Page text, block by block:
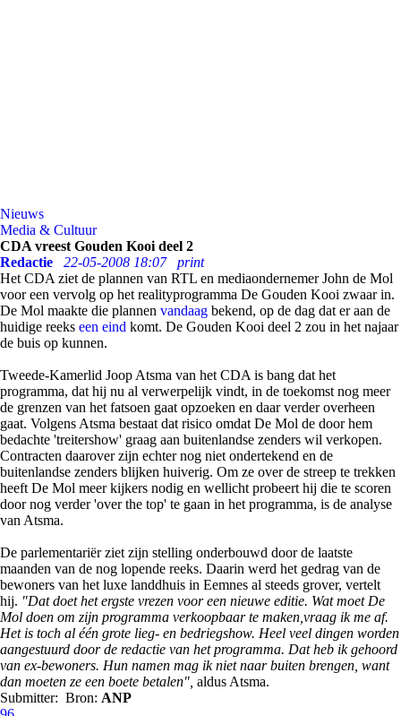
Nieuws
Media & Cultuur
CDA vreest Gouden Kooi deel 2
Redactie
22-05-2008 18:07
print
Het CDA ziet de plannen van RTL en mediaondernemer John de Mol
voor een vervolg op het realityprogramma De Gouden Kooi zwaar in.
De Mol maakte die plannen vandaag bekend, op de dag dat er aan de
huidige reeks een eind komt. De Gouden Kooi deel 2 zou in het najaar
de buis op kunnen.
Tweede-Kamerlid Joop Atsma van het CDA is bang dat het
programma, dat hij nu al verwerpelijk vindt, in de toekomst nog meer
de grenzen van het fatsoen gaat opzoeken en daar verder overheen
gaat. Volgens Atsma bestaat dat risico omdat De Mol de door hem
bedachte 'treitershow' graag aan buitenlandse zenders wil verkopen.
Contracten daarover zijn echter nog niet ondertekend en de
buitenlandse zenders blijken huiverig. Om ze over de streep te trekken
heeft De Mol meer kijkers nodig en wellicht probeert hij die te scoren
door nog verder 'over the top' te gaan in het programma, is de analyse
van Atsma.
De parlementariër ziet zijn stelling onderbouwd door de laatste
maanden van de nog lopende reeks. Daarin werd het gedrag van de
bewoners van het luxe landdhuis in Eemnes al steeds grover, vertelt
hij. "Dat doet het ergste vrezen voor een nieuwe editie. Wat moet De
Mol doen om zijn programma verkoopbaar te maken,vraag ik me af.
Het is toch al één grote lieg- en bedriegshow. Heel veel dingen worden
aangestuurd door de redactie van het programma. Dat heb ik gehoord
van ex-bewoners. Hun namen mag ik niet naar buiten brengen, want
dan moeten ze een boete betalen", aldus Atsma.
Submitter: Bron: ANP